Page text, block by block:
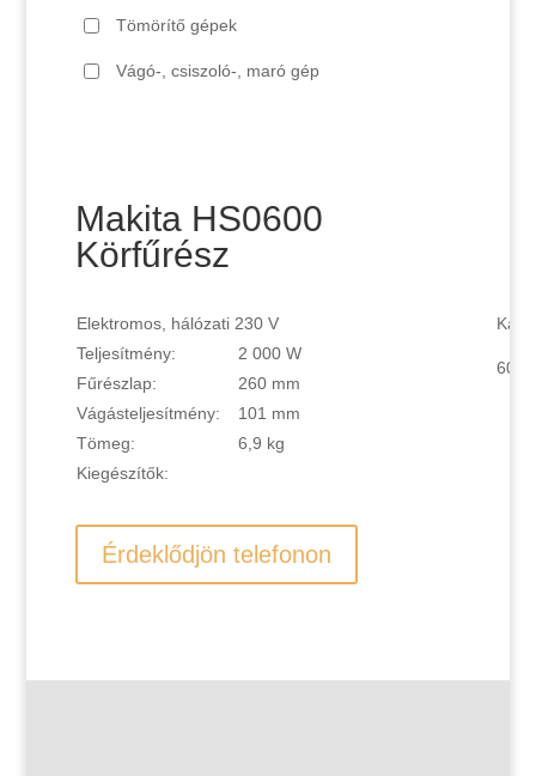
Tömörítő gépek
Vágó-, csiszoló-, maró gép
Makita HS0600
Körfűrész
Elektromos, hálózati 230 V
Teljesítmény:
2 000 W
6000
Fűrészlap:
260 mm
Vágásteljesítmény:
101 mm
Tömeg:
6,9 kg
Kiegészítők:
Érdeklődjön telefonon